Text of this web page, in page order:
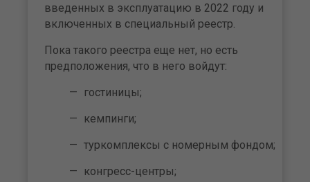
введенных в эксплуатацию в 2022 году и
включенных в специальный реестр.
Пока такого реестра еще нет, но есть
предположения, что в него войдут:
гостиницы;
кемпинги;
туркомплексы с номерным фондом;
конгресс-центры;